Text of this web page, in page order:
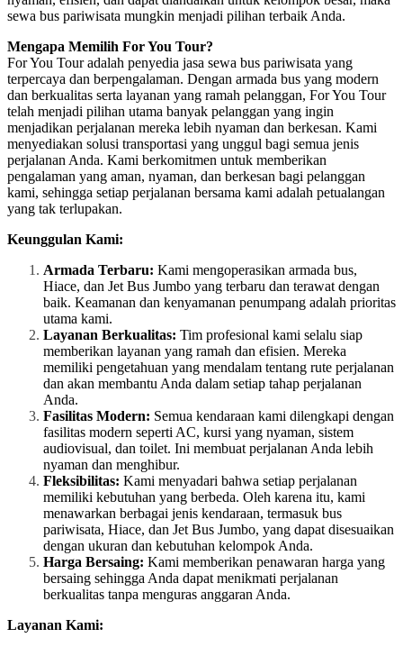
sewa bus pariwisata mungkin menjadi pilihan terbaik Anda.
Mengapa Memilih For You Tour?
For You Tour adalah penyedia jasa sewa bus pariwisata yang
terpercaya dan berpengalaman. Dengan armada bus yang modern
dan berkualitas serta layanan yang ramah pelanggan, For You Tour
telah menjadi pilihan utama banyak pelanggan yang ingin
menjadikan perjalanan mereka lebih nyaman dan berkesan. Kami
menyediakan solusi transportasi yang unggul bagi semua jenis
perjalanan Anda. Kami berkomitmen untuk memberikan
pengalaman yang aman, nyaman, dan berkesan bagi pelanggan
kami, sehingga setiap perjalanan bersama kami adalah petualangan
yang tak terlupakan.
Keunggulan Kami:
Armada Terbaru: Kami mengoperasikan armada bus,
Hiace, dan Jet Bus Jumbo yang terbaru dan terawat dengan
baik. Keamanan dan kenyamanan penumpang adalah prioritas
utama kami.
Layanan Berkualitas: Tim profesional kami selalu siap
memberikan layanan yang ramah dan efisien. Mereka
memiliki pengetahuan yang mendalam tentang rute perjalanan
dan akan membantu Anda dalam setiap tahap perjalanan
Anda.
Fasilitas Modern: Semua kendaraan kami dilengkapi dengan
fasilitas modern seperti AC, kursi yang nyaman, sistem
audiovisual, dan toilet. Ini membuat perjalanan Anda lebih
nyaman dan menghibur.
Fleksibilitas: Kami menyadari bahwa setiap perjalanan
memiliki kebutuhan yang berbeda. Oleh karena itu, kami
menawarkan berbagai jenis kendaraan, termasuk bus
pariwisata, Hiace, dan Jet Bus Jumbo, yang dapat disesuaikan
dengan ukuran dan kebutuhan kelompok Anda.
Harga Bersaing: Kami memberikan penawaran harga yang
bersaing sehingga Anda dapat menikmati perjalanan
berkualitas tanpa menguras anggaran Anda.
Layanan Kami: